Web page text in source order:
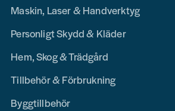
Maskin, Laser & Handverktyg
Personligt Skydd & Kläder
Hem, Skog & Trädgård
Tillbehör & Förbrukning
Byggtillbehör